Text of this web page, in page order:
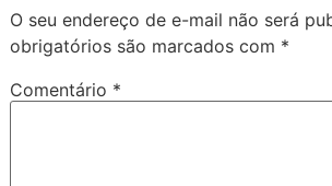
O seu endereço de e-mail não será
obrigatórios são marcados com *
Comentário *